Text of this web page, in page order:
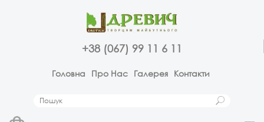
+38 (067) 99 11 6 11
Головна Про Нас Галерея Контакти